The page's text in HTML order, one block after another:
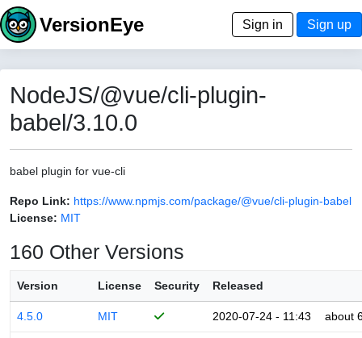
VersionEye Sign in Sign up
NodeJS/@vue/cli-plugin-
babel/3.10.0
babel plugin for vue-cli
Repo Link: https://www.npmjs.com/package/@vue/cli-plugin-babel
License: MIT
160 Other Versions
Version License Security Released
4.5.0 MIT 2020-07-24 - 11:43 about